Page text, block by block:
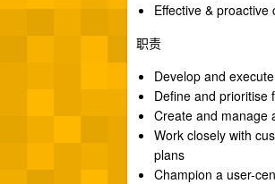
Effective &
职责
Develop and
Define and prioritise
Create and manage
Work closely with
plans
Champion a user-